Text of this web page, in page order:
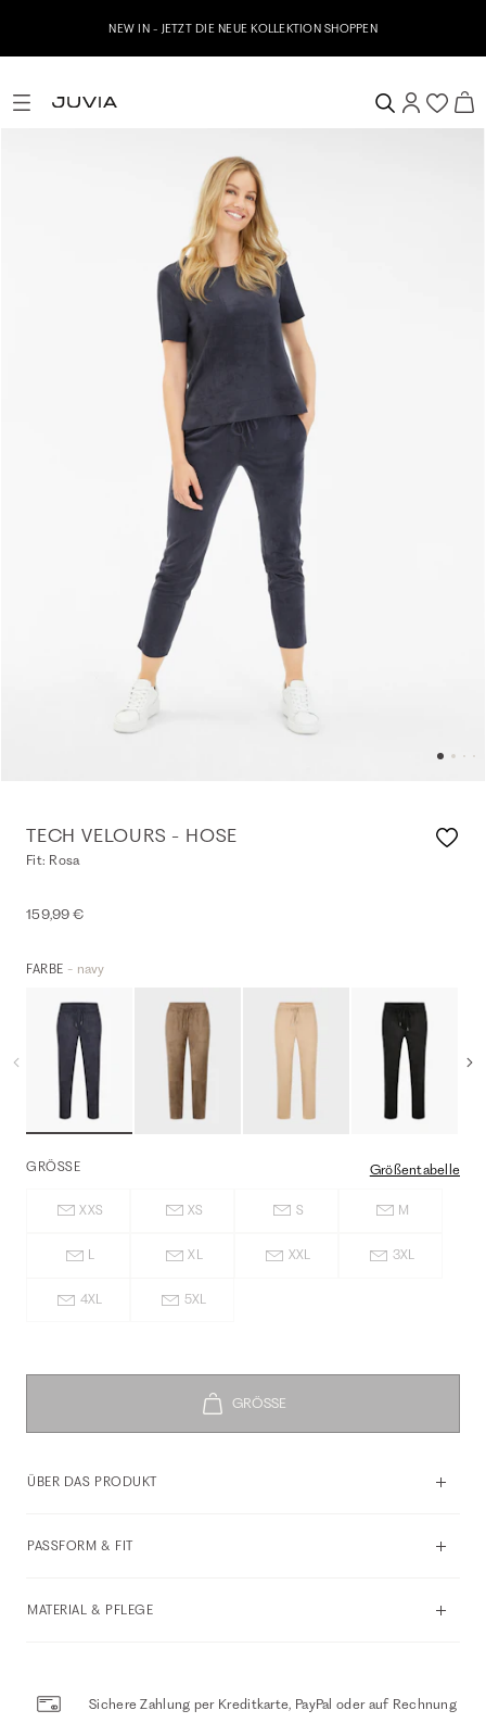
NEW IN - JETZT DIE NEUE KOLLEKTION SHOPPEN
TECH VELOURS - HOSE
Fit: Rosa
159,99 €
FARBE - navy
GRÖSSE Größentabelle
XXS XS S M
L XL XXL 3XL
4XL 5XL
ÜBER DAS PRODUKT
PASSFORM & FIT
MATERIAL & PFLEGE
Sichere Zahlung per Kreditkarte, PayPal oder auf Rechnung